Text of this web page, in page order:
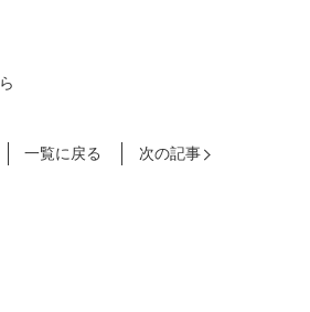
一覧に戻る 次の記事